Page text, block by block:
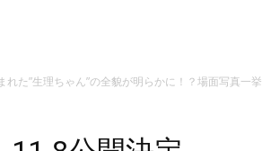
た”生理ちゃん”の全貌が明らかに！？場面写真一挙